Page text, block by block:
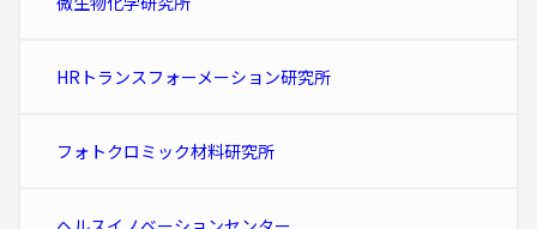
HRトランスフォーメーション研究所
フォトクロミック材料研究所